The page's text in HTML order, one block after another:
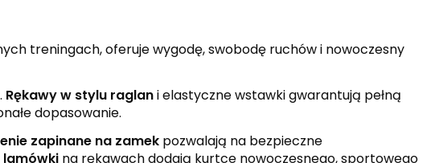
treningach, oferuje wygodę, swobodę ruchów i nowoczesny
Rękawy w stylu raglani elastyczne wstawki gwarantują pełną
dopasowanie.
zapinane na zamek pozwalają na bezpieczne
na rękawach dodają kurtce nowoczesnego, sportowego